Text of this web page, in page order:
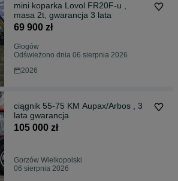
mini koparka Lovol FR20F-u ,
masa 2t, gwarancja 3 lata
69 900 zł
Głogów
Odświeżono dnia 06 sierpnia 2026
2026
ciągnik 55-75 KM Aupax/Arbos , 3
lata gwarancja
105 000 zł
Gorzów Wielkopolski
06 sierpnia 2026